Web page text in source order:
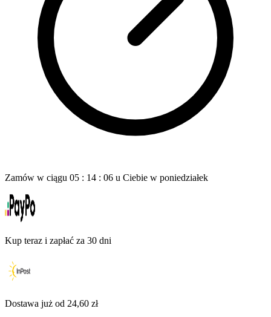
Zamów w ciągu 05 : 14 : 05 u Ciebie w poniedziałek
Kup teraz i zapłać za 30 dni
Dostawa już od 24,60 zł